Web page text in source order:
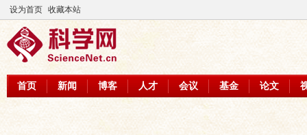
设为首页 收藏本站
首页 新闻 博客 人才 会议 基金 论文